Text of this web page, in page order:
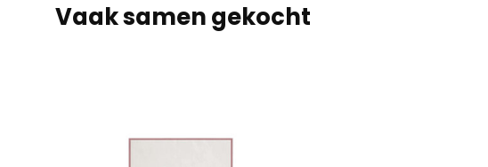
Vaak samen gekocht